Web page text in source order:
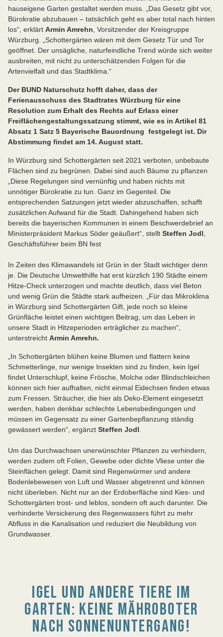
hauseigene Garten gestaltet werden muss. „Das Gesetz gibt vor,
Bürokratie abzubauen – tatsächlich geht es aber total nach hinten
los“, erklärt Armin Amrehn , Vorsitzender der Kreisgruppe
Würzburg. „Schottergärten wären mit dem Gesetz Tür und Tor
geöffnet. Der unsägliche, naturfeindliche Trend würde sich weiter
ausbreiten, mit nicht zu unterschätzenden Folgen für die
Artenvielfalt und das Stadtklima.“
Der BUND Naturschutz hofft daher, dass der
Ferienausschuss des Stadtrates Würzburg für eine
Resolution zum Erhalt des Rechts auf Erlass einer
Freiflächengestaltungssatzung stimmt, wie es in Artikel 81
Absatz 1 Satz 5 Bayerische Bauordnung festgelegt ist. Dir
Abstimmung findet am 14. August statt.
In Würzburg sind Schottergärten seit 2021 verboten, unbebaute
Flächen sind zu begrünen. Dabei sind auch Bäume zu pflanzen
„Diese Regelungen sind vernünftig und haben nichts mit
unnötiger Bürokratie zu tun. Ganz im Gegenteil. Die
entsprechenden Satzungen jetzt wieder abzuschaffen, schafft
zusätzlichen Aufwand für die Stadt. Dahingehend haben sich
bereits die bayerischen Kommunen in einem Beschwerdebrief an
Ministerpräsident Markus Söder geäußert“, stellt Steffen Jodl
Geschäftsführer beim BN fest
In Zeiten des Klimawandels ist Grün in der Stadt wichtiger denn
je. Die Deutsche Umwelthilfe hat erst kürzlich 190 Städte einem
Hitze-Check unterzogen und machte deutlich, dass viel Beton
und wenig Grün die Städte stark aufheizen. „Für das Mikroklima
in Würzburg sind Schottergärten Gift, jede noch so kleine
Grünfläche leistet einen wichtigen Beitrag, um das Leben in
unsere Stadt in Hitzeperioden erträglicher zu machen“,
unterstreicht Armin Amrehn.
„In Schottergärten blühen keine Blumen und flattern keine
Schmetterlinge, nur wenige Insekten sind zu finden, kein Igel
findet Unterschlupf, keine Frösche, Molche oder Blindschleichen
können sich hier aufhalten, nicht einmal Eidechsen finden etwas
zum Fressen. Sträu­cher, die hier als Deko-Element eingesetzt
werden, haben denkbar schlechte Lebensbedingungen und
müssen im Gegensatz zu einer Gartenbepflanzung ständig
gewässert werden“, ergänzt Steffen Jodl
Um das Durchwachsen unerwünschter Pflanzen zu verhindern,
werden zudem oft Folien, Gewebe oder dichte Vliese unter die
Steinflächen gelegt. Damit sind Regenwürmer und andere
Bodenlebewesen von Luft und Wasser abgetrennt und können
nicht überle­ben. Nicht nur an der Erdoberfläche sind Kies- und
Schottergärten trost- und leblos, sondern oft auch darunter. Die
verhinderte Versickerung des Regen­wassers führt zu mehr
Abfluss in die Kanalisation und reduziert die Neubildung von
Grundwasser.
IGEL UND ANDERE TIERE IM
GARTEN: KEINE MÄHROBOTER
NACH SONNENUNTERGANG!